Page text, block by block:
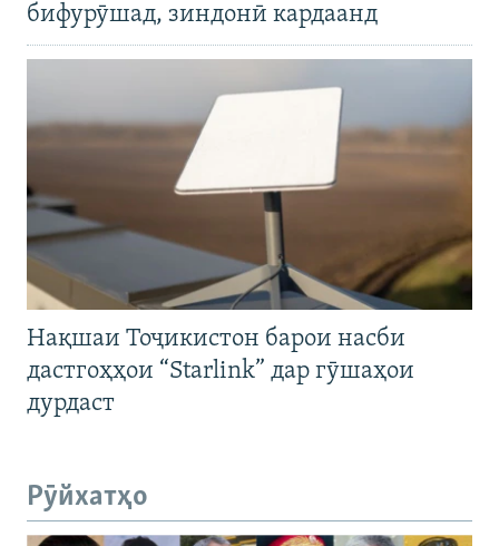
бифурӯшад, зиндонӣ кардаанд
Нақшаи Тоҷикистон барои насби
дастгоҳҳои “Starlink” дар гӯшаҳои
дурдаст
Рӯйхатҳо